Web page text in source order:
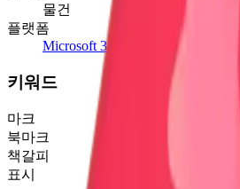
물건
플랫폼
Microsoft 3D Fluent Emoji
키워드
마크
북마크
책갈피
표시